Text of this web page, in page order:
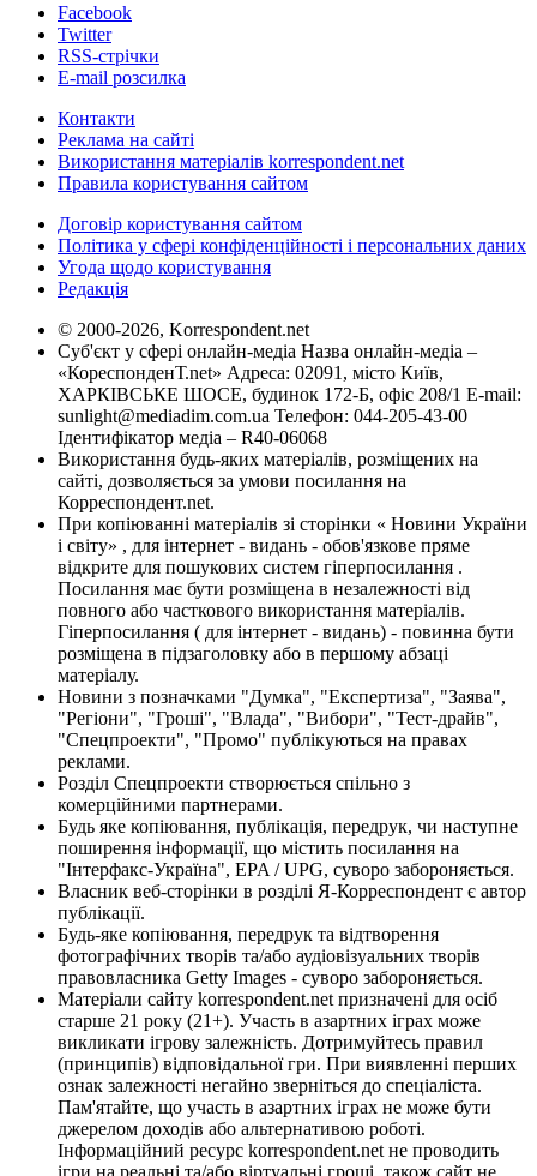
Facebook
Twitter
RSS-стрічки
E-mail розсилка
Контакти
Реклама на сайті
Використання матеріалів korrespondent.net
Правила користування сайтом
Договір користування сайтом
Політика у сфері конфіденційності і персональних даних
Угода щодо користування
Редакція
© 2000-2026, Korrespondent.net
Суб'єкт у сфері онлайн-медіа Назва онлайн-медіа –
«КореспонденТ.net» Адреса: 02091, місто Київ,
ХАРКІВСЬКЕ ШОСЕ, будинок 172-Б, офіс 208/1 E-mail:
sunlight@mediadim.com.ua Телефон: 044-205-43-00
Ідентифікатор медіа – R40-06068
Використання будь-яких матеріалів, розміщених на
сайті, дозволяється за умови посилання на
Корреспондент.net.
При копіюванні матеріалів зі сторінки « Новини України
і світу» , для інтернет - видань - обов'язкове пряме
відкрите для пошукових систем гіперпосилання .
Посилання має бути розміщена в незалежності від
повного або часткового використання матеріалів.
Гіперпосилання ( для інтернет - видань) - повинна бути
розміщена в підзаголовку або в першому абзаці
матеріалу.
Новини з позначками "Думка", "Експертиза", "Заява",
"Регіони", "Гроші", "Влада", "Вибори", "Тест-драйв",
"Спецпроекти", "Промо" публікуються на правах
реклами.
Розділ Спецпроекти створюється спільно з
комерційними партнерами.
Будь яке копіювання, публікація, передрук, чи наступне
поширення інформації, що містить посилання на
"Інтерфакс-Україна", EPA / UPG, суворо забороняється.
Власник веб-сторінки в розділі Я-Корреспондент є автор
публікації.
Будь-яке копіювання, передрук та відтворення
фотографічних творів та/або аудіовізуальних творів
правовласника Getty Images - суворо забороняється.
Матеріали сайту korrespondent.net призначені для осіб
старше 21 року (21+). Участь в азартних іграх може
викликати ігрову залежність. Дотримуйтесь правил
(принципів) відповідальної гри. При виявленні перших
ознак залежності негайно зверніться до спеціаліста.
Пам'ятайте, що участь в азартних іграх не може бути
джерелом доходів або альтернативою роботі.
Інформаційний ресурс korrespondent.net не проводить
ігри на реальні та/або віртуальні гроші, також сайт не